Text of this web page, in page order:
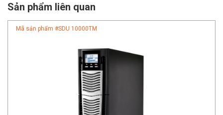
Sản phẩm liên quan
Mã sản phẩm #SDU 10000TM